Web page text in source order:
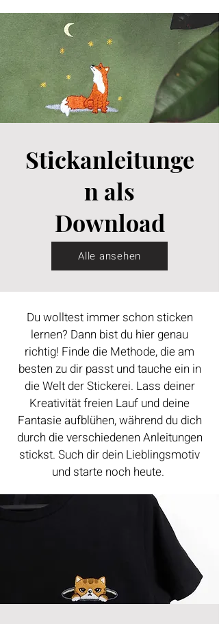
Stickanleitunge
n als
Download
Alle ansehen
Du wolltest immer schon sticken
lernen? Dann bist du hier genau
richtig! Finde die Methode, die am
besten zu dir passt undtauche ein in
die Welt der Stickerei. Lass deiner
Kreativität freien Lauf und deine
Fantasie aufblühen, während du dich
durch die verschiedenen Anleitungen
stickst. Such dir dein Lieblingsmotiv
und starte noch heute.